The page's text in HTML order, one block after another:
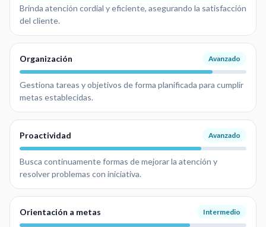
Brinda atención cordial y eficiente, asegurando la satisfacción
del cliente.
Organización Avanzado
Gestiona tareas y objetivos de forma planificada para cumplir
metas establecidas.
Proactividad Avanzado
Busca continuamente formas de mejorar la atención y
resolver problemas con iniciativa.
Orientación a metas Intermedio